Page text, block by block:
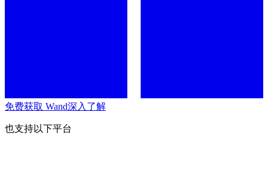
免费获取 Wand深入了解
也支持以下平台